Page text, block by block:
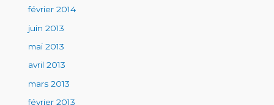
février 2014
juin 2013
mai 2013
avril 2013
mars 2013
février 2013